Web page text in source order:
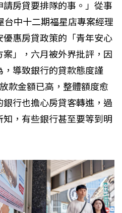
請房貸要排隊的事。」從事
台中十二期福星店專案經理
惠房貸政策的「青年安心
」，六月被外界批評，因
導致銀行的貸款態度謹
款金額已高，整體額度愈
行也擔心房貸客轉進，過
，有些銀行甚至要等到明